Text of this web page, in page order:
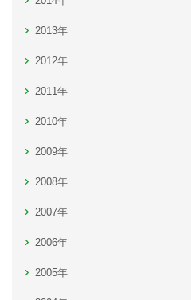
2013年
2012年
2011年
2010年
2009年
2008年
2007年
2006年
2005年